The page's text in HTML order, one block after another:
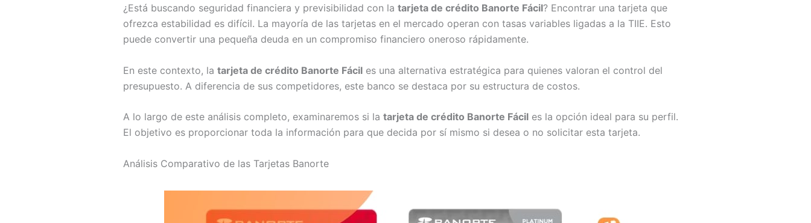
¿Está buscando seguridad financiera y previsibilidad con la tarjeta de crédito Banorte Fácil? Encontrar una tarjeta que
ofrezca estabilidad es difícil. La mayoría de las tarjetas en el mercado operan con tasas variables ligadas a la TIIE. Esto
puede convertir una pequeña deuda en un compromiso financiero oneroso rápidamente.
En este contexto, la tarjeta de crédito Banorte Fáciles una alternativa estratégica para quienes valoran el control del
presupuesto. A diferencia de sus competidores, este banco se destaca por su estructura de costos.
A lo largo de este análisis completo, examinaremos si la tarjeta de crédito Banorte Fáciles la opción ideal para su perfil.
El objetivo es proporcionar toda la información para que decida por sí mismo si desea o no solicitar esta tarjeta.
Análisis Comparativo de las Tarjetas Banorte